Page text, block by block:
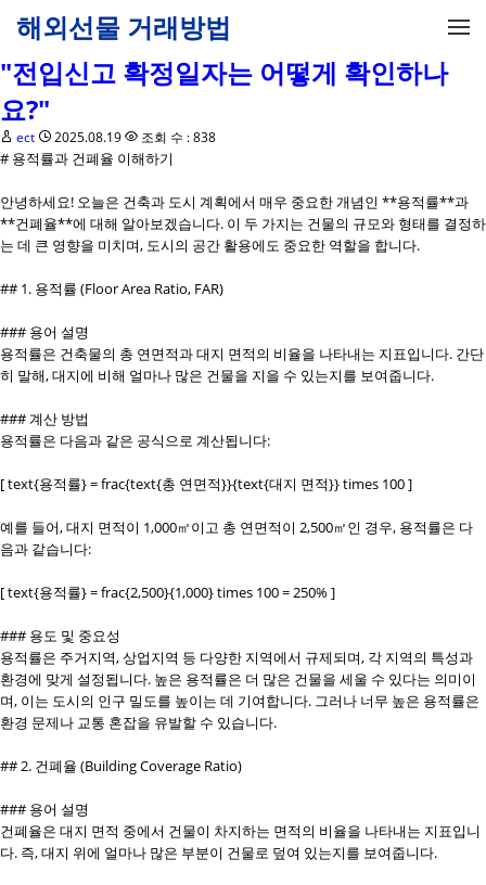
메뉴 건너뛰기
해외선물 거래방법
"전입신고 확정일자는 어떻게 확인하나
요?"
ect 2025.08.19 조회 수 : 838
# 용적률과 건폐율 이해하기
안녕하세요! 오늘은 건축과 도시 계획에서 매우 중요한 개념인 **용적률**과
**건폐율**에 대해 알아보겠습니다. 이 두 가지는 건물의 규모와 형태를 결정하
는 데 큰 영향을 미치며, 도시의 공간 활용에도 중요한 역할을 합니다.
## 1. 용적률 (Floor Area Ratio, FAR)
### 용어 설명
용적률은 건축물의 총 연면적과 대지 면적의 비율을 나타내는 지표입니다. 간단
히 말해, 대지에 비해 얼마나 많은 건물을 지을 수 있는지를 보여줍니다.
### 계산 방법
용적률은 다음과 같은 공식으로 계산됩니다:
[ text{용적률} = frac{text{총 연면적}}{text{대지 면적}} times 100 ]
예를 들어, 대지 면적이 1,000㎡이고 총 연면적이 2,500㎡인 경우, 용적률은 다
음과 같습니다:
[ text{용적률} = frac{2,500}{1,000} times 100 = 250% ]
### 용도 및 중요성
용적률은 주거지역, 상업지역 등 다양한 지역에서 규제되며, 각 지역의 특성과
환경에 맞게 설정됩니다. 높은 용적률은 더 많은 건물을 세울 수 있다는 의미이
며, 이는 도시의 인구 밀도를 높이는 데 기여합니다. 그러나 너무 높은 용적률은
환경 문제나 교통 혼잡을 유발할 수 있습니다.
## 2. 건폐율 (Building Coverage Ratio)
### 용어 설명
건폐율은 대지 면적 중에서 건물이 차지하는 면적의 비율을 나타내는 지표입니
다. 즉, 대지 위에 얼마나 많은 부분이 건물로 덮여 있는지를 보여줍니다.